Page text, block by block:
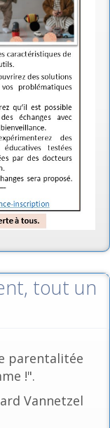
tout un
parentalitée
!".
Vannetzel